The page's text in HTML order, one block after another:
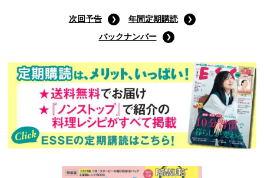
次回予告
年間定期購読
バックナンバー